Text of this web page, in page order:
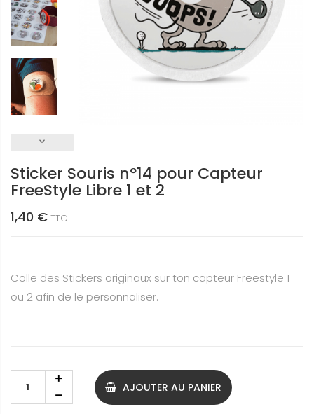
keyboard_arrow_down
Sticker Souris n°14 pour Capteur
FreeStyle Libre 1 et 2
1,40 € TTC
Colle des Stickers originaux sur ton capteur Freestyle 1
ou 2 afin de le personnaliser.
AJOUTER AU PANIER